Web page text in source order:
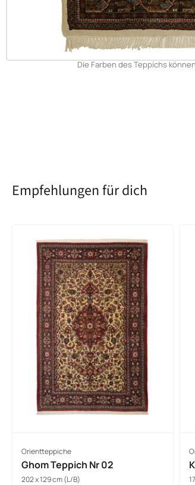
Die Farben des Teppichs
Empfehlungen für dich
Orientteppiche
Ghom Teppich Nr 02
202 x 129 cm (L/B)